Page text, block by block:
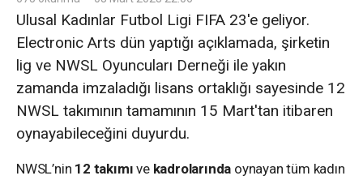
Ulusal Kadınlar Futbol Ligi FIFA 23'e geliyor.
Electronic Arts dün yaptığı açıklamada, şirketin
lig ve NWSL Oyuncuları Derneği ile yakın
zamanda imzaladığı lisans ortaklığı sayesinde 12
NWSL takımının tamamının 15 Mart'tan itibaren
oynayabileceğini duyurdu.
NWSL’nin 12 takımı ve kadrolarında oynayan tüm kadın